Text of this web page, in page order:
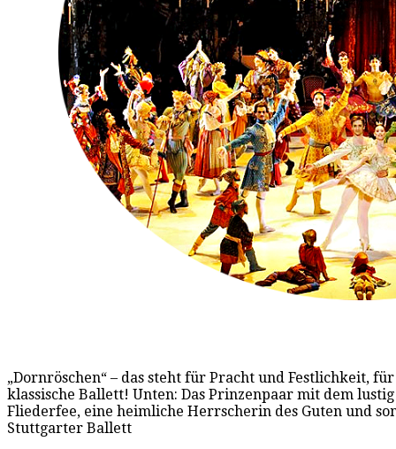
„Dornröschen“ – das steht für Pracht und Festlichkeit,
klassische Ballett! Unten: Das Prinzenpaar mit dem
Fliederfee, eine heimliche Herrscherin des Guten und
Stuttgarter Ballett